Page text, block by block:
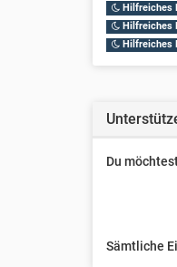
Hilfreiches
Hilfreiches
Hilfreiches
Du
Sämtliche